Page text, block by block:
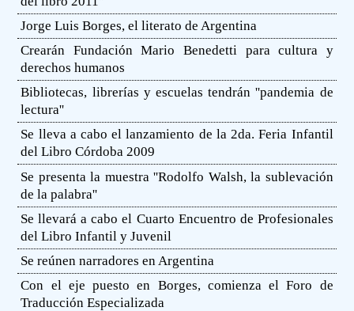
Jorge Luis Borges, el literato de Argentina
Crearán Fundación Mario Benedetti para cultura y
derechos humanos
Bibliotecas, librerías y escuelas tendrán ''pandemia de
lectura''
Se lleva a cabo el lanzamiento de la 2da. Feria Infantil
del Libro Córdoba 2009
Se presenta la muestra ''Rodolfo Walsh, la sublevación
de la palabra''
Se llevará a cabo el Cuarto Encuentro de Profesionales
del Libro Infantil y Juvenil
Se reúnen narradores en Argentina
Con el eje puesto en Borges, comienza el Foro de
Traducción Especializada